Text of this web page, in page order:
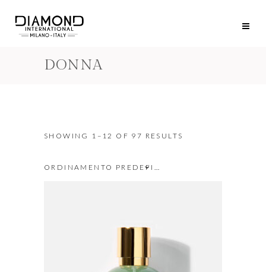
DONNA
SHOWING 1–12 OF 97 RESULTS
ORDINAMENTO PREDEFINITO